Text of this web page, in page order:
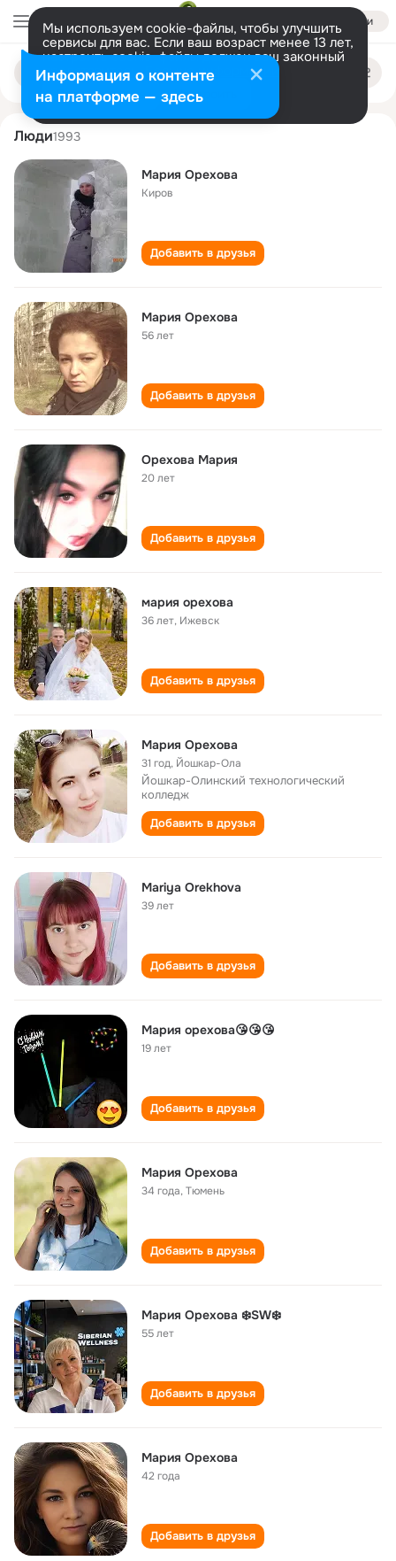
Войти
Мы используем cookie-файлы, чтобы улучшить
сервисы для вас. Если ваш возраст менее 13 лет,
настроить cookie-файлы должен ваш законный
представитель. Больше информации
Разрешить все Настроить
Поиск
людям
mariya orekhova
Люди1993
Мария Орехова
Киров
Добавить в друзья
Мария Орехова
56 лет
Добавить в друзья
Орехова Мария
20 лет
Добавить в друзья
мария орехова
36 лет, Ижевск
Добавить в друзья
Мария Орехова
31 год, Йошкар-Ола
Йошкар-Олинский технологический
колледж
Добавить в друзья
Mariya Orekhova
39 лет
Добавить в друзья
Мария орехова😘😘😘
19 лет
Добавить в друзья
Мария Орехова
34 года,Тюмень
Добавить в друзья
Мария Орехова ❄️SW❄️
55 лет
Добавить в друзья
Мария Орехова
42 года
Добавить в друзья
Информация о контенте
на платформе — здесь